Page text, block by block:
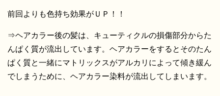
前回よりも色持ち効果がＵＰ！！
⇒ヘアカラー後の髪は、キューティクルの損傷部分からた
んぱく質が流出しています。ヘアカラーをするとそのたん
ぱく質と一緒にマトリックスがアルカリによって傾き緩ん
でしまうために、ヘアカラー染料が流出してしまいます。